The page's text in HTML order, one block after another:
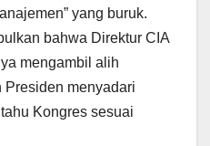
yang buruk.
bahwa Direktur CIA
mengambil alih
Presiden menyadari
Kongres sesuai